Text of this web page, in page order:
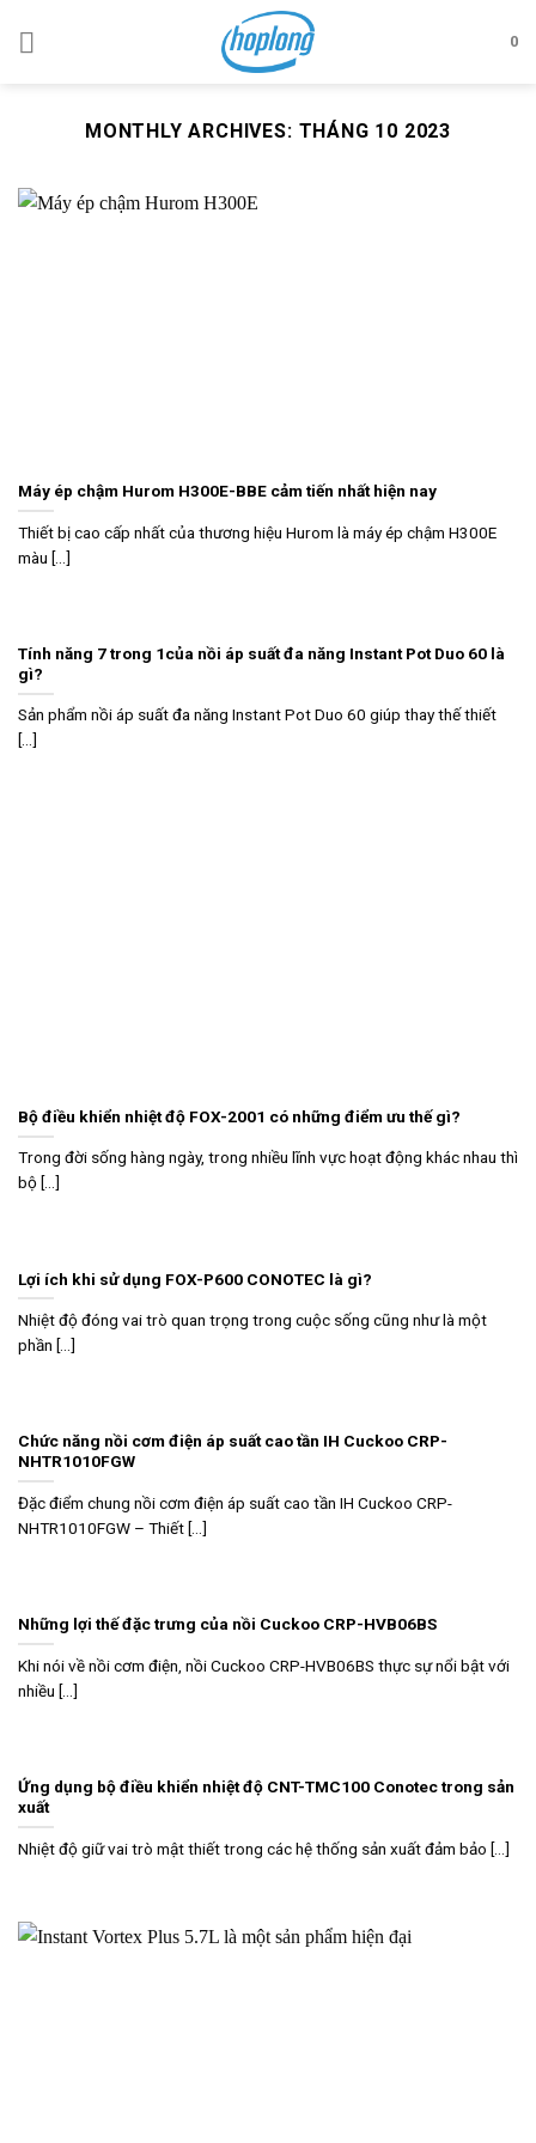
0
MONTHLY ARCHIVES: THÁNG 10 2023
Máy ép chậm Hurom H300E-BBE cảm tiến nhất hiện nay
Thiết bị cao cấp nhất của thương hiệu Hurom là máy ép chậm H300E
màu [...]
Tính năng 7 trong 1của nồi áp suất đa năng Instant Pot Duo 60 là
gì?
Sản phẩm nồi áp suất đa năng Instant Pot Duo 60 giúp thay thế thiết
[...]
Bộ điều khiển nhiệt độ FOX-2001 có những điểm ưu thế gì?
Trong đời sống hàng ngày, trong nhiều lĩnh vực hoạt động khác nhau thì
bộ [...]
Lợi ích khi sử dụng FOX-P600 CONOTEC là gì?
Nhiệt độ đóng vai trò quan trọng trong cuộc sống cũng như là một
phần [...]
Chức năng nồi cơm điện áp suất cao tần IH Cuckoo CRP-
NHTR1010FGW
Đặc điểm chung nồi cơm điện áp suất cao tần IH Cuckoo CRP-
NHTR1010FGW – Thiết [...]
Những lợi thế đặc trưng của nồi Cuckoo CRP-HVB06BS
Khi nói về nồi cơm điện, nồi Cuckoo CRP-HVB06BS thực sự nổi bật với
nhiều [...]
Ứng dụng bộ điều khiển nhiệt độ CNT-TMC100 Conotec trong sản
xuất
Nhiệt độ giữ vai trò mật thiết trong các hệ thống sản xuất đảm bảo [...]